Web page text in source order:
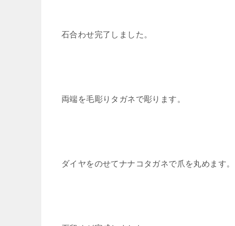
石合わせ完了しました。
両端を毛彫りタガネで彫ります。
ダイヤをのせてナナコタガネで爪を丸めます。